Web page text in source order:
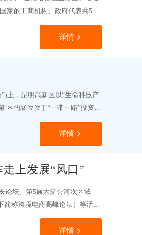
家的工商机构、政府代表共500
详情
上，昆明高新区以“生命科技产
区的展位位于“一带一路”投资合
详情
上发展“风口”
论坛、第5届大湄公河次区域
简称跨境电商高峰论坛）等活
详情